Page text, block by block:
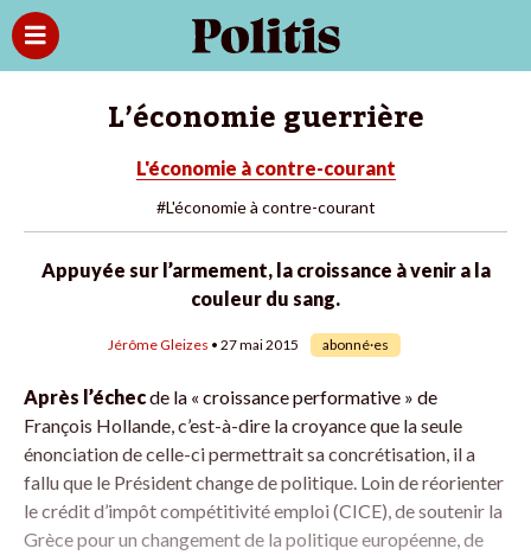
L’économie guerrière
L'économie à contre-courant
#L'économie à contre-courant
Appuyée sur l’armement, la croissance à venir a la
couleur du sang.
Jérôme Gleizes • 27 mai 2015 abonné·es
Après l’échecde la « croissance performative » de
François Hollande, c’est-à-dire la croyance que la seule
énonciation de celle-ci permettrait sa concrétisation, il a
fallu que le Président change de politique. Loin de réorienter
le crédit d’impôt compétitivité emploi (CICE), de soutenir la
Grèce pour un changement de la politique européenne, de